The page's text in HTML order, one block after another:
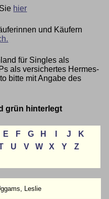
hier
und Käufern
für Singles als
als versichertes Hermes-
bitte mit Angabe des
grün hinterlegt
E F G H J
K
U V W X Y
Z
Leslie